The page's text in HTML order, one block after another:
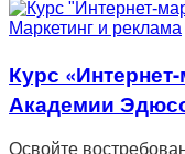
Маркетинг и реклама
Курс
Академии
Освойте